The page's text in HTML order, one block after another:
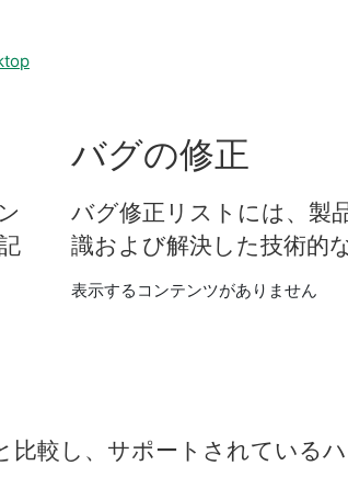
バグの修正
バグ修正 リスト に は、 製
識および解決した技術的
表示するコンテンツがありません
比較 し、 サポート さ れている